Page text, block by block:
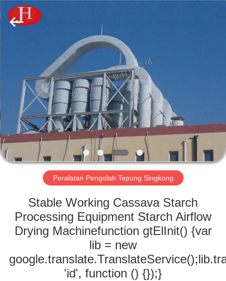
PRODUK
VIDEO
PERTUNJUKAN
VR
TENTANG
KAMI
PABRIK
Zhengzhou
Jinghua
Industry
Co.,Ltd..
Peralatan Pengolah Tepung Singkong
Stable Working Cassava Starch
Processing Equipment Starch Airflow
Drying Machinefunction gtElInit() {var
lib = new
'id', function () {});}